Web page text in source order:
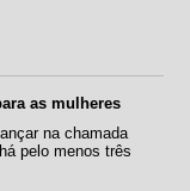
as mulheres
na chamada
pelo menos três